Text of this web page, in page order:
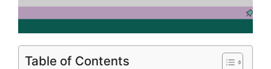
Table of Contents